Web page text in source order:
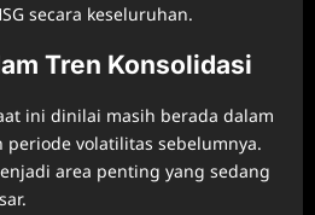
secara keseluruhan.
Tren Konsolidasi
ini dinilai masih berada dalam
periode volatilitas sebelumnya.
area penting yang sedang